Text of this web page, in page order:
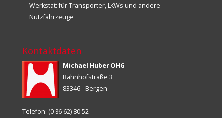
Werkstatt für Transporter, LKWs und andere
Nutzfahrzeuge
Kontaktdaten
Michael Huber OHG
Bahnhofstraße 3
83346 - Bergen
Telefon: (0 86 62) 80 52